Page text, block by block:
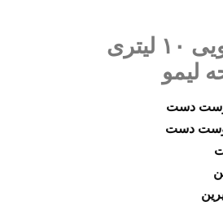
مایع دستشویی ۱۰ لیتری
لیمو
دست
دست